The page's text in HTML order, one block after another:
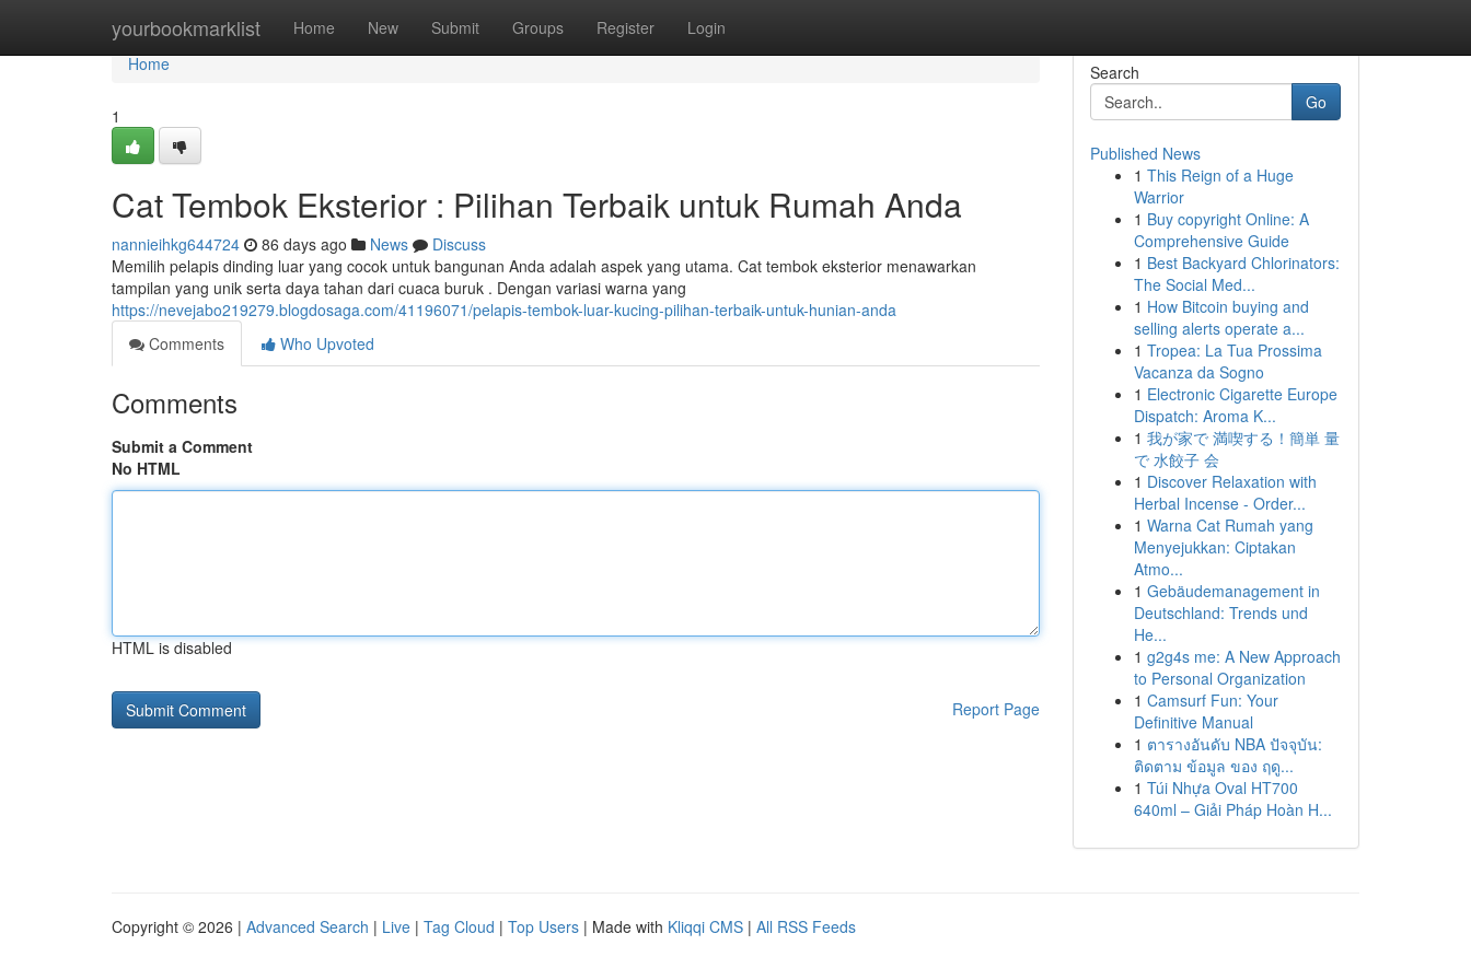
yourbookmarklist Home New Submit Groups Register Login
Home
Home
1
Cat Tembok Eksterior : Pilihan Terbaik untuk Rumah Anda
nannieihkg644724 86 days ago News
Discuss
Memilih pelapis dinding luar yang cocok untuk bangunan Anda adalah aspek yang utama. Cat tembok eksterior menawarkan
tampilan yang unik serta daya tahan dari cuaca buruk . Dengan variasi warna yang
https://nevejabo219279.blogdosaga.com/41196071/pelapis-tembok-luar-kucing-pilihan-terbaik-untuk-hunian-anda
Comments
Who Upvoted
Comments
Submit a Comment
No HTML
HTML is disabled
Report Page
Search
Go
Published News
1 This Reign of a Huge
Warrior
1 Buy copyright Online: A
Comprehensive Guide
1 Best Backyard Chlorinators:
The Social Med...
1 How Bitcoin buying and
selling alerts operate a...
1 Tropea: La Tua Prossima
Vacanza da Sogno
1 Electronic Cigarette Europe
Dispatch: Aroma K...
1 我が家で 満喫する！簡単 量
で 水餃子 会
1 Discover Relaxation with
Herbal Incense - Order...
1 Warna Cat Rumah yang
Menyejukkan: Ciptakan
Atmo...
1 Gebäudemanagement in
Deutschland: Trends und
He...
1 g2g4s me: A New Approach
to Personal Organization
1 Camsurf Fun: Your
Definitive Manual
1 ตารางอันดับ NBA ปัจจุบัน:
ติดตาม ข้อมูล ของ ฤดู...
1 Túi Nhựa Oval HT700
640ml – Giải Pháp Hoàn H...
Copyright © 2026 | Advanced Search | Live | Tag Cloud | Top Users | Made with Kliqqi CMS | All RSS Feeds